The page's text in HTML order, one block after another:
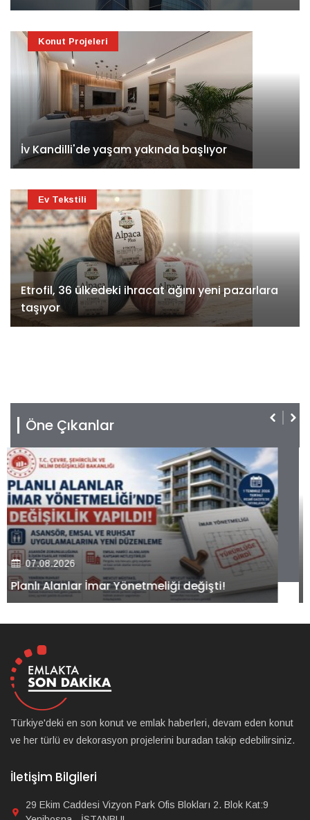
İv Kandilli'de yaşam yakında başlıyor
Konut Projeleri
Etrofil, 36 ülkedeki ihracat ağını yeni pazarlara
taşıyor
Ev Tekstili
Öne Çıkanlar
07.08.2026
Kiler GYO’dan Pendik Dolayoba projesiyle ilgili
önemli adım!
Türkiye'deki en son konut ve emlak haberleri, devam eden konut
ve her türlü ev dekorasyon projelerini buradan takip edebilirsiniz.
İletişim Bilgileri
29 Ekim Caddesi Vizyon Park Ofis Blokları 2. Blok Kat:9